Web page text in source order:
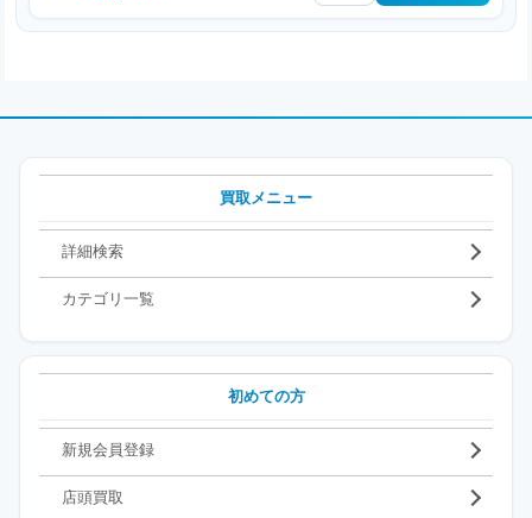
買取メニュー
詳細検索
カテゴリ一覧
初めての方
新規会員登録
店頭買取